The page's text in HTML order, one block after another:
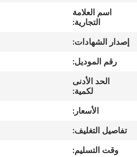
حول
جولة
ضبط
الجودة
اسم العلامة
التجارية:
إصدار الشهادات:
رقم الموديل:
الحد الأدنى
لكمية:
الأسعار:
تفاصيل التغليف:
وقت التسليم: